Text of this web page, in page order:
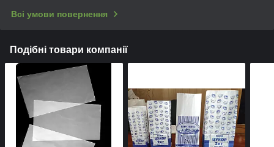
Всі умови повернення
Подібні товари компанії